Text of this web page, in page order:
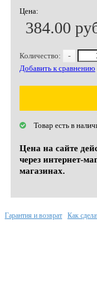
Цена:
384.00
Количество: -
Добавить к сравнению
Товар есть в
Цена на сайте
через интернет-
магазинах.
Гарантия и возврат Как